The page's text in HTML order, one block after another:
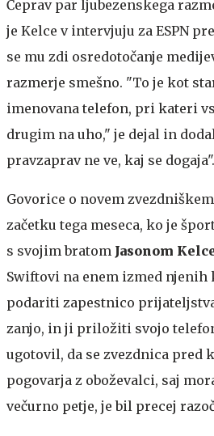
Čeprav par ljubezenskega
je Kelce v intervjuju za ESPN
se mu zdi osredotočanje
razmerje smešno. "To je kot
imenovana telefon, pri kateri
drugim na uho," je dejal in
pravzaprav ne ve, kaj se dogaja".
Govorice o novem
začetku tega meseca, ko je
s svojim bratom Jasonom
Swiftovi na enem izmed njenih
podariti zapestnico
zanjo, in ji priložiti svojo
ugotovil, da se zvezdnica pred
pogovarja z oboževalci, saj
večurno petje, je bil precej